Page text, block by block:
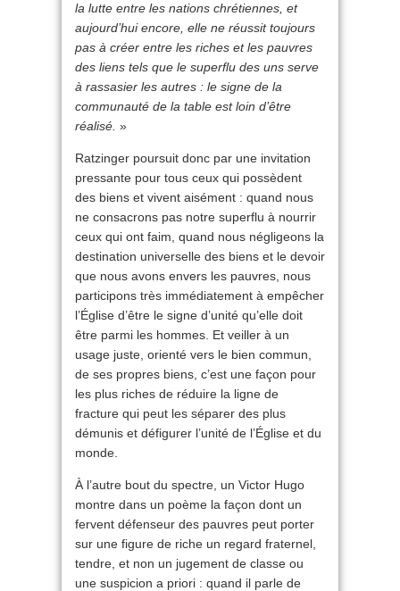
la lutte entre les nations chrétiennes, et
aujourd’hui encore, elle ne réussit toujours
pas à créer entre les riches et les pauvres
des liens tels que le superflu des uns serve
à rassasier les autres : le signe de la
communauté de la table est loin d’être
réalisé. »
Ratzinger poursuit donc par une invitation
pressante pour tous ceux qui possèdent
des biens et vivent aisément : quand nous
ne consacrons pas notre superflu à nourrir
ceux qui ont faim, quand nous négligeons la
destination universelle des biens et le devoir
que nous avons envers les pauvres, nous
participons très immédiatement à empêcher
l’Église d’être le signe d’unité qu’elle doit
être parmi les hommes. Et veiller à un
usage juste, orienté vers le bien commun,
de ses propres biens, c’est une façon pour
les plus riches de réduire la ligne de
fracture qui peut les séparer des plus
démunis et défigurer l’unité de l’Église et du
monde.
À l’autre bout du spectre, un Victor Hugo
montre dans un poème la façon dont un
fervent défenseur des pauvres peut porter
sur une figure de riche un regard fraternel,
tendre, et non un jugement de classe ou
une suspicion a priori : quand il parle de